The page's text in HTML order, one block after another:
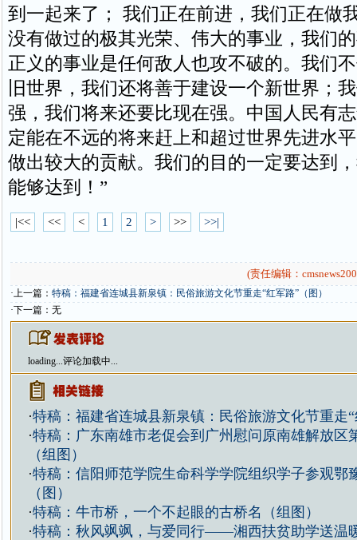
到一起来了； 我们正在前进，我们正在做
没有做过的极其光荣、伟大的事业，我们
正义的事业是任何敌人也攻不破的。我们
旧世界，我们还将善于建设一个新世界；
强，我们将来还要比现在强。中国人民有
定能在不远的将来赶上和超过世界先进水
做出较大的贡献。我们的目的一定要达到
能够达到！”
|<< << < 1 2 > >> >>|
(责任编辑：
·上一篇： 特稿：福建省连城县新泉镇：民俗旅游文化节重走“红军路”（图）
·下一篇：无
loading...评论加载中...
·特稿：福建省连城县新泉镇：民俗旅游文化节重走
·特稿：广东南雄市老促会到广州慰问原南雄解放区
（组图）
·特稿：信阳师范学院生命科学学院组织学子参观鄂
（图）
·特稿：牛市桥，一个不起眼的古桥名（组图）
·特稿：秋风飒飒，与爱同行——湘西扶贫助学送温